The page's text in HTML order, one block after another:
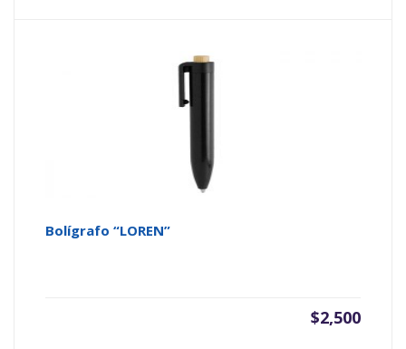
Bolígrafo “LOREN”
$2,500